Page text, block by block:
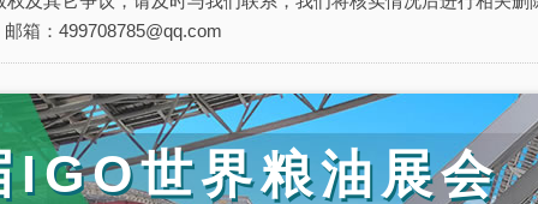
箱：499708785@qq.com
IGO世界粮油展会